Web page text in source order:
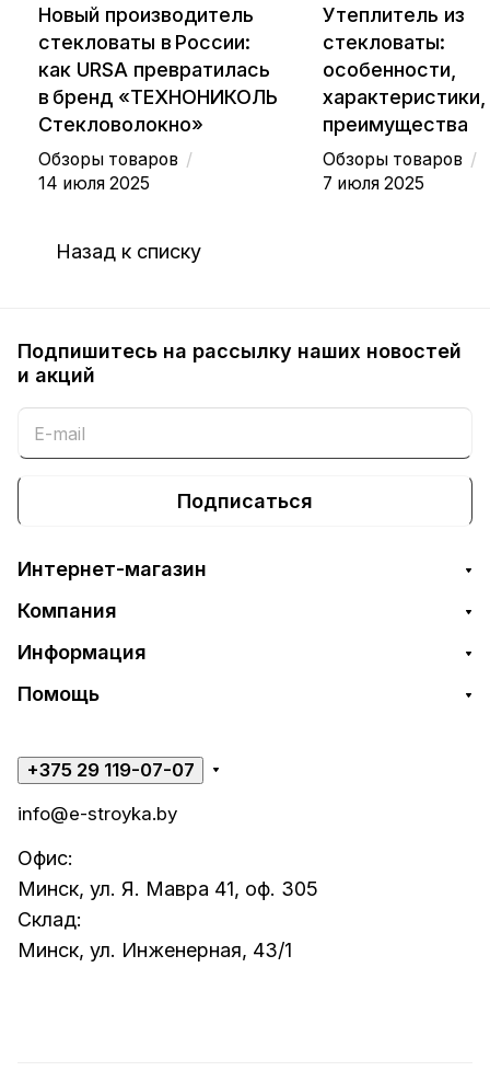
Новый производитель
стекловаты в России:
как URSA превратилась
в бренд «ТЕХНОНИКОЛЬ
Стекловолокно»
Обзоры товаров /
14 июля 2025
Утеплитель из
стекловаты:
особенности,
характеристики,
преимущества
Обзоры товаров /
7 июля 2025
Назад к списку
Подпишитесь на рассылку наших новостей
и акций
Подписаться
Интернет-магазин
Компания
Информация
Помощь
+375 29 119-07-07
info@e-stroyka.by
Офис:
Минск, ул. Я. Мавра 41, оф. 305
Склад:
Минск, ул. Инженерная, 43/1